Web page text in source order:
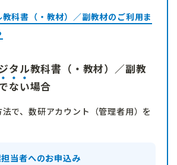
科書（・教材）／副教材のご利用ま
タル教科書（・教材）／副教
ない場合
で、数研アカウント（管理者用）を
当者へのお申込み